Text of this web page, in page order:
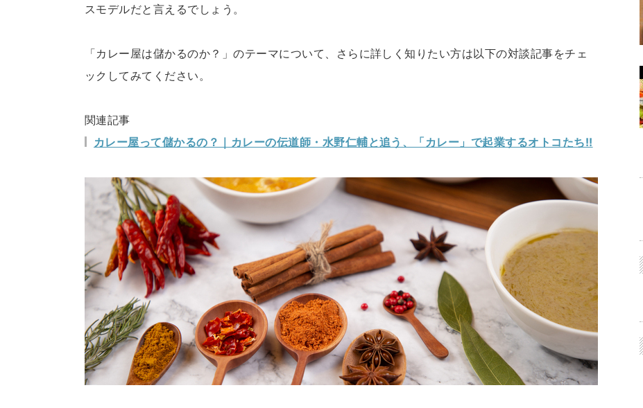
スモデルだと言えるでしょう。
「カレー屋は儲かるのか？」のテーマについて、さらに詳しく知りたい方は以下の対談記事をチェ
ックしてみてください。
関連記事
カレー屋って儲かるの？｜カレーの伝道師・水野仁輔と追う、「カレー」で起業するオトコたち!!